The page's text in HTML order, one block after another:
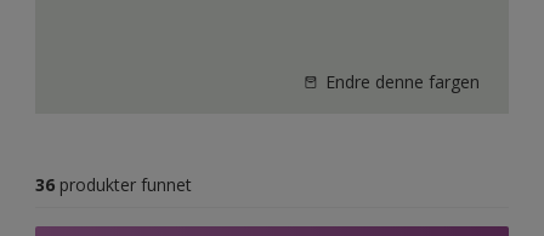
Endre denne fargen
36 produkter funnet